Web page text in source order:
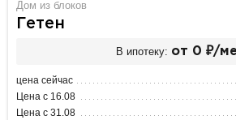
Дом из блоков
Гетен
В ипотеку: от 0 ₽/
цена сейчас
Цена с 16.08
Цена с 31.08